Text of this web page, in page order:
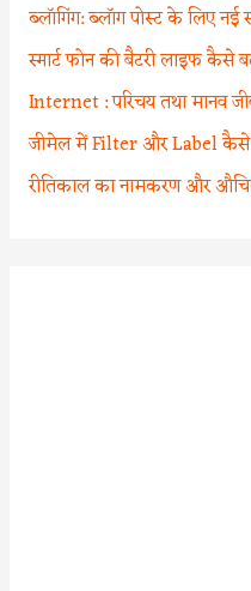
ब्लॉगिंग: ब्लॉग पोस्ट के लिए
स्मार्ट फोन की बैटरी लाइफ कैसे
Internet : परिचय तथा मानव
जीमेल में Filter और Label कैसे
रीतिकाल का नामकरण और